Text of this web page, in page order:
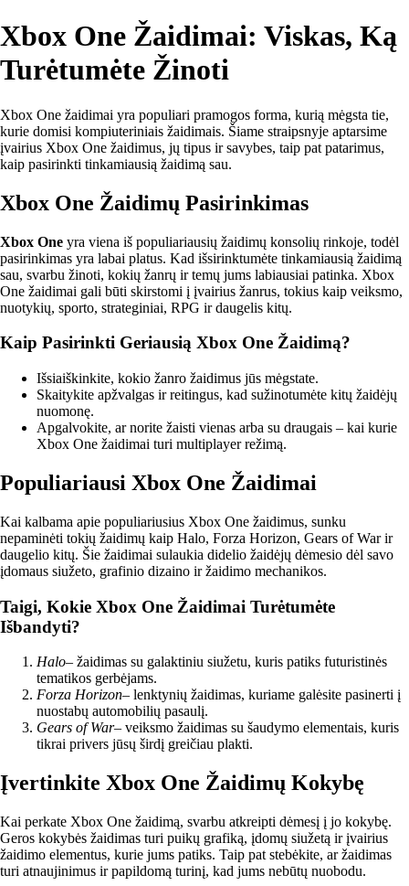
Xbox One Žaidimai: Viskas, Ką
Turėtumėte Žinoti
Xbox One žaidimai yra populiari pramogos forma, kurią mėgsta tie,
kurie domisi kompiuteriniais žaidimais. Šiame straipsnyje aptarsime
įvairius Xbox One žaidimus, jų tipus ir savybes, taip pat patarimus,
kaip pasirinkti tinkamiausią žaidimą sau.
Xbox One Žaidimų Pasirinkimas
Xbox One yra viena iš populiariausių žaidimų konsolių rinkoje, todėl
pasirinkimas yra labai platus. Kad išsirinktumėte tinkamiausią žaidimą
sau, svarbu žinoti, kokių žanrų ir temų jums labiausiai patinka. Xbox
One žaidimai gali būti skirstomi į įvairius žanrus, tokius kaip veiksmo,
nuotykių, sporto, strateginiai, RPG ir daugelis kitų.
Kaip Pasirinkti Geriausią Xbox One Žaidimą?
Išsiaiškinkite, kokio žanro žaidimus jūs mėgstate.
Skaitykite apžvalgas ir reitingus, kad sužinotumėte kitų žaidėjų
nuomonę.
Apgalvokite, ar norite žaisti vienas arba su draugais – kai kurie
Xbox One žaidimai turi multiplayer režimą.
Populiariausi Xbox One Žaidimai
Kai kalbama apie populiariusius Xbox One žaidimus, sunku
nepaminėti tokių žaidimų kaip Halo, Forza Horizon, Gears of War ir
daugelio kitų. Šie žaidimai sulaukia didelio žaidėjų dėmesio dėl savo
įdomaus siužeto, grafinio dizaino ir žaidimo mechanikos.
Taigi, Kokie Xbox One Žaidimai Turėtumėte
Išbandyti?
Halo– žaidimas su galaktiniu siužetu, kuris patiks futuristinės
tematikos gerbėjams.
Forza Horizon– lenktynių žaidimas, kuriame galėsite pasinerti į
nuostabų automobilių pasaulį.
Gears of War– veiksmo žaidimas su šaudymo elementais, kuris
tikrai privers jūsų širdį greičiau plakti.
Įvertinkite Xbox One Žaidimų Kokybę
Kai perkate Xbox One žaidimą, svarbu atkreipti dėmesį į jo kokybę.
Geros kokybės žaidimas turi puikų grafiką, įdomų siužetą ir įvairius
žaidimo elementus, kurie jums patiks. Taip pat stebėkite, ar žaidimas
turi atnaujinimus ir papildomą turinį, kad jums nebūtų nuobodu.